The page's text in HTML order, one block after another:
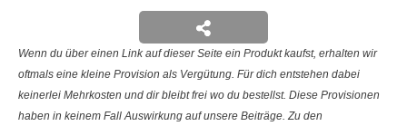
Wenn du über einen Link auf dieser Seite ein Produkt kaufst, erhalten wir
oftmals eine kleine Provision als Vergütung. Für dich entstehen dabei
keinerlei Mehrkosten und dir bleibt frei wo du bestellst. Diese Provisionen
haben in keinem Fall Auswirkung auf unsere Beiträge. Zu den